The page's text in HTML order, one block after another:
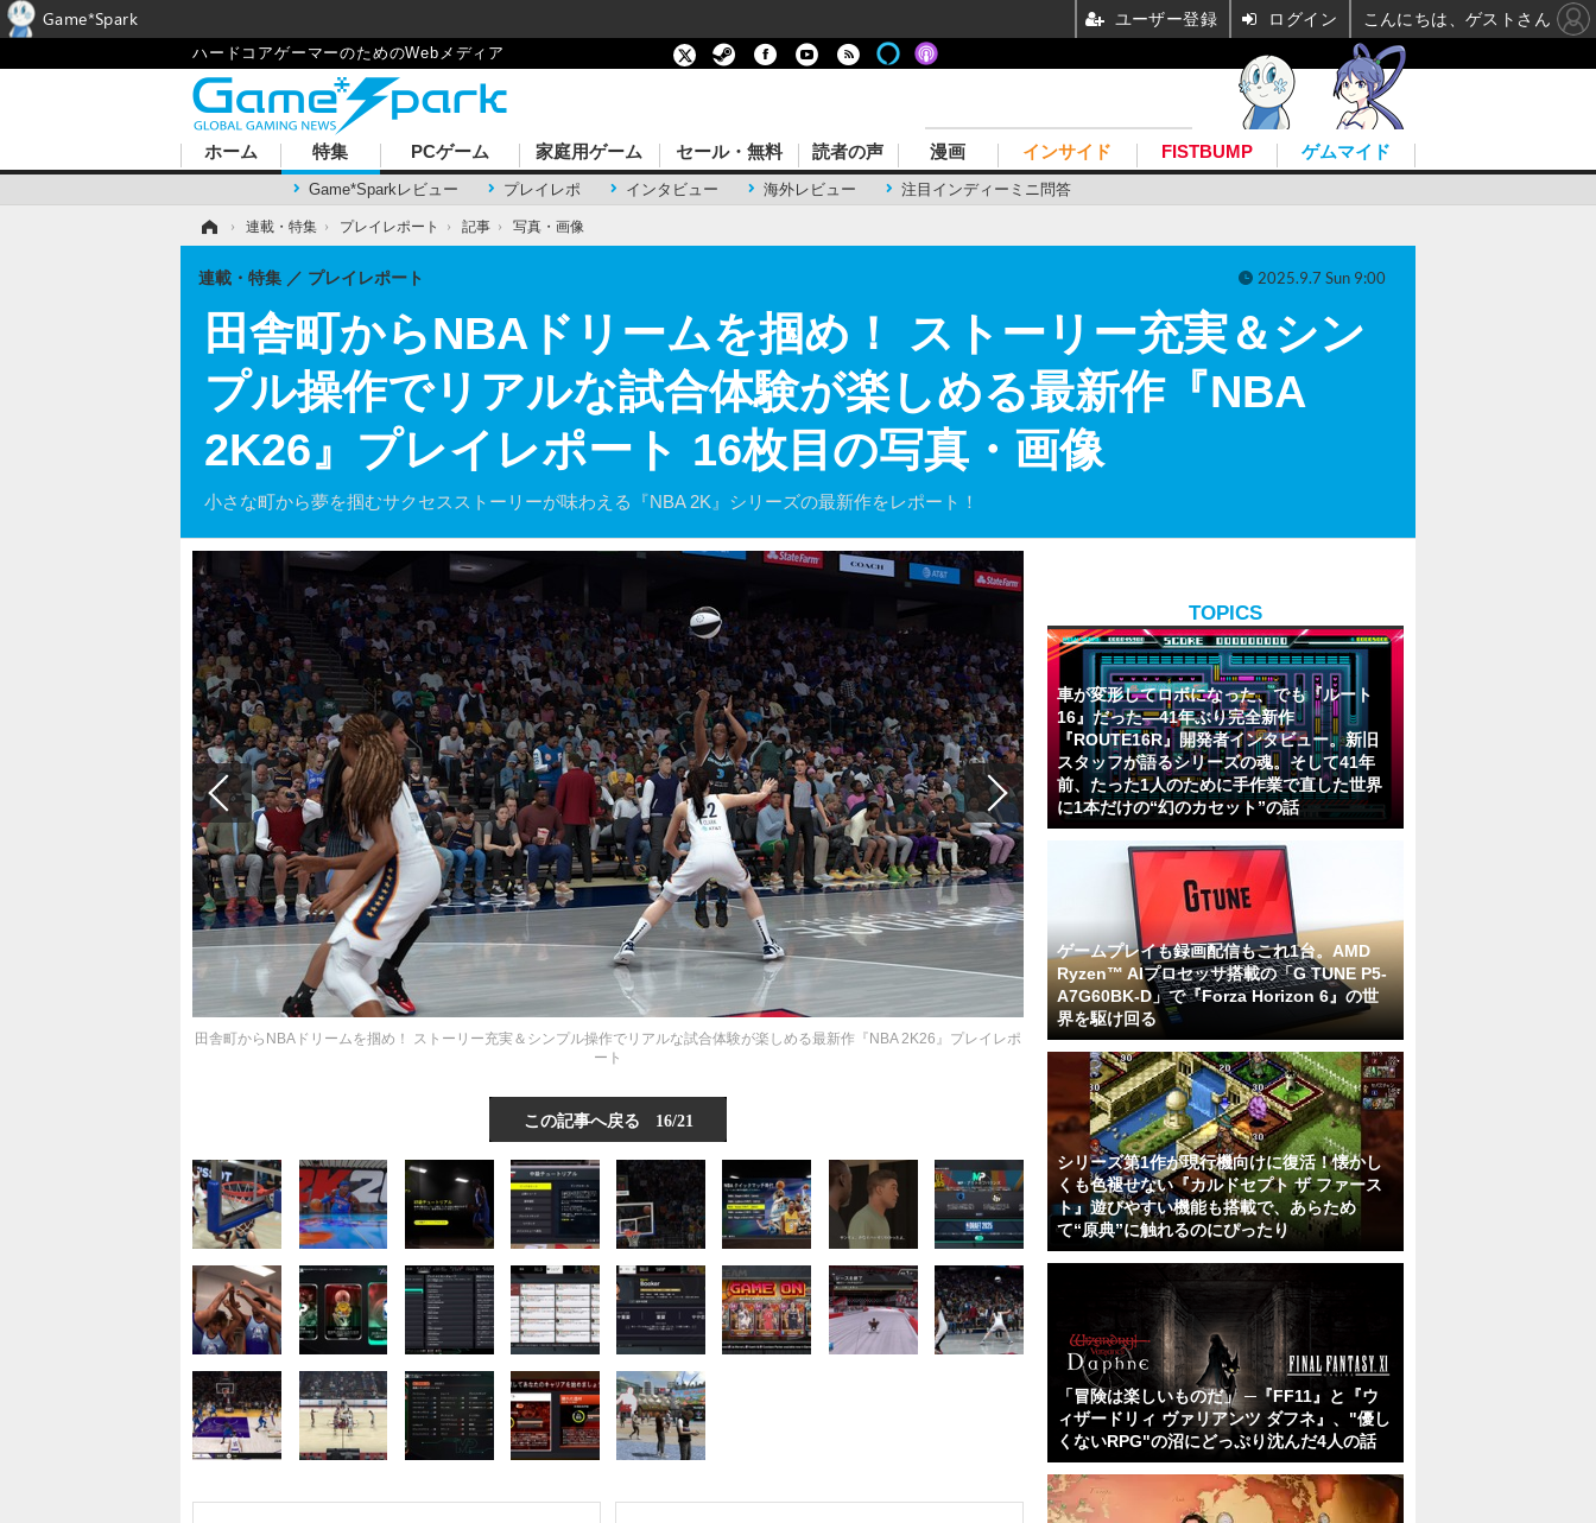
ハードコアゲーマーのためのWebメディア
ホーム 特集
Game*Sparkレビュー プレイレポ インタビュー 海外レビュー 注目インディーミニ問答
PCゲーム 家庭用ゲーム セール・無料 読者の声 漫画 インサイド FISTBUMP ゲムマイド
› 連載・特集 › プレイレポート › 記事 › 写真・画像
田舎町からNBAドリームを掴め！ ストーリー充実＆シン
プル操作でリアルな試合体験が楽しめる最新作『NBA
2K26』プレイレポート 16枚目の写真・画像
小さな町から夢を掴むサクセスストーリーが味わえる『NBA 2K』シリーズの最新作をレポート！
連載・特集 プレイレポート 2025.9.7 Sun 9:00
田舎町からNBAドリームを掴め！ ストーリー充実＆シンプル操作でリアルな試合体験が楽しめる最新作『NBA 2K26』プレイレポ
ート
この記事へ戻る 16/21
TOPICS
車が変形してロボになった、でも『ルート
16』だった―41年ぶり完全新作
『ROUTE16R』開発者インタビュー。新旧
スタッフが語るシリーズの魂。そして41年
前、たった1人のために手作業で直した世界
に1本だけの“幻のカセット”の話
ゲームプレイも録画配信もこれ1台。AMD
Ryzen™ AIプロセッサ搭載の「G TUNE P5-
A7G60BK-D」で『Forza Horizon 6』の世
界を駆け回る
シリーズ第1作が現行機向けに復活！懐かし
くも色褪せない『カルドセプト ザ ファース
ト』遊びやすい機能も搭載で、あらため
て“原典”に触れるのにぴったり
「冒険は楽しいものだ」 ─『FF11』と『ウ
ィザードリィ ヴァリアンツ ダフネ』、"優し
くないRPG"の沼にどっぷり沈んだ4人の話
Game*Spark ユーザー登録 ログイン こんにちは、ゲストさん